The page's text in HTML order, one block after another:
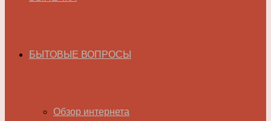
БЫТОВЫЕ ВОПРОСЫ
Обзор интернета